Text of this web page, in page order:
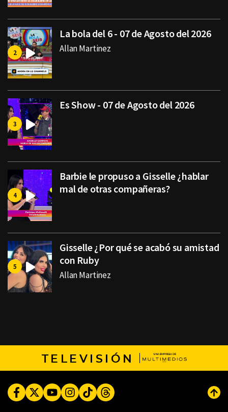
La bola del 6 - 07 de Agosto del 2026
Allan Martinez
Es Show - 07 de Agosto del 2026
Barbie le propuso a Gisselle ¿hablar
mal de otras compañeras?
Gisselle ¿Por qué se acabó su amistad
con Ruby
Allan Martinez
TELEVISIÓN
FacebookTwitterYoutubeInstagram
TikTokThreads